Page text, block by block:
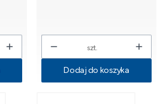
szt.
Dodaj do koszyka